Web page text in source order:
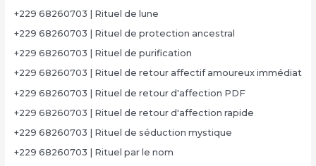
+229 68260703 | Rituel de lune
+229 68260703 | Rituel de protection ancestral
+229 68260703 | Rituel de purification
+229 68260703 | Rituel de retour affectif amoureux immédiat
+229 68260703 | Rituel de retour d'affection PDF
+229 68260703 | Rituel de retour d'affection rapide
+229 68260703 | Rituel de séduction mystique
+229 68260703 | Rituel par le nom